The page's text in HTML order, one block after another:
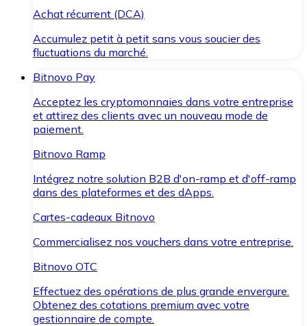
Achat récurrent (DCA)
Accumulez petit à petit sans vous soucier des
fluctuations du marché.
Bitnovo Pay
Acceptez les cryptomonnaies dans votre entreprise
et attirez des clients avec un nouveau mode de
paiement.
Bitnovo Ramp
Intégrez notre solution B2B d'on-ramp et d'off-ramp
dans des plateformes et des dApps.
Cartes-cadeaux Bitnovo
Commercialisez nos vouchers dans votre entreprise.
Bitnovo OTC
Effectuez des opérations de plus grande envergure.
Obtenez des cotations premium avec votre
gestionnaire de compte.